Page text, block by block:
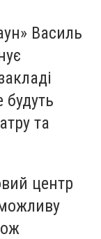
Василь
є
будуть
та
центр